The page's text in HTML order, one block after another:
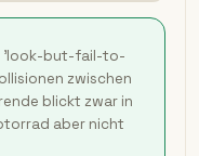
'look-but-fail-to-
zwischen
blickt zwar in
aber nicht